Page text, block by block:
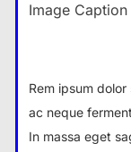
Image
Rem ipsum
ac neque
In massa eget